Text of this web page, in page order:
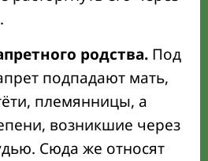
родства. Под
подпадают мать,
племянницы, а
возникшие через
Сюда же относят